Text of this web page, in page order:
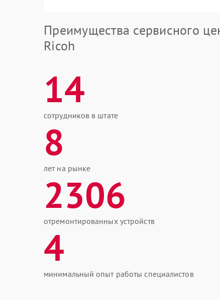
Преимущества сервисного
Ricoh
14
сотрудников в штате
8
лет на рынке
2306
отремонтированных устройств
4
минимальный опыт работы специалистов